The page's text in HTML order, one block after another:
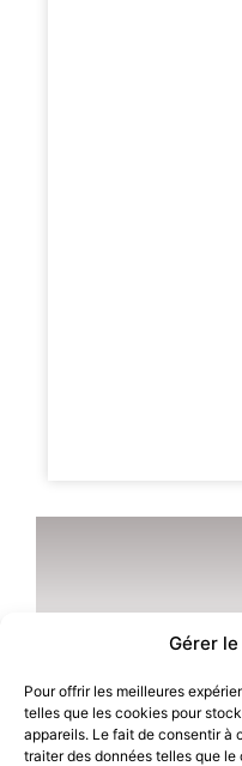
Gérer
Pour offrir les meilleures
telles que les cookies pour
appareils. Le fait de consentir à
traiter des données telles que